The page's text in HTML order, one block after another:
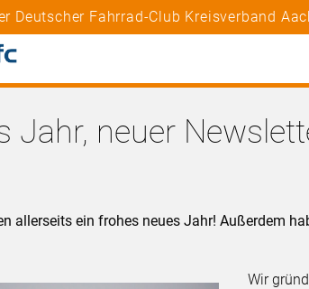
Deutscher Fahrrad-Club Kreisverband
Jahr, neuer
allerseits ein frohes neues Jahr! Außerdem
Wir